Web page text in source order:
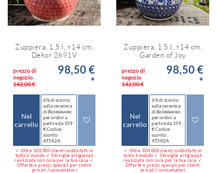
Zuppiera, 1,5 l, ↑14 cm,
Dekor 2691V
prezzo di
negozio
142,00 €
98,50 €
*
Nel
carrello
6% di sconto
sulla ceramica
di Bolesławiec
per ordini a
partire da 159
€ Codice
sconto:
AT5X2A
✓ Oltre 100.000 clienti soddisfatti in
tutto il mondo ✓ Stoviglie artigianali
realizzate con cura per la tua casa ✓
Offerte e prezzi speciali per clienti
privati / consumatori
Zuppiera, 1,5 l, ↑14 cm,
Garden of Joy
prezzo di
negozio
142,00 €
98,50 €
*
Nel
carrello
6% di sconto
sulla ceramica
di Bolesławiec
per ordini a
partire da 159
€ Codice
sconto:
AT5X2A
✓ Oltre 100.000 clienti soddisfatti in
tutto il mondo ✓ Stoviglie artigianali
realizzate con cura per la tua casa ✓
Offerte e prezzi speciali per clienti
privati / consumatori